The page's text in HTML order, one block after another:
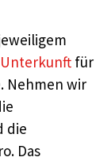
für
Nehmen wir
die
Das